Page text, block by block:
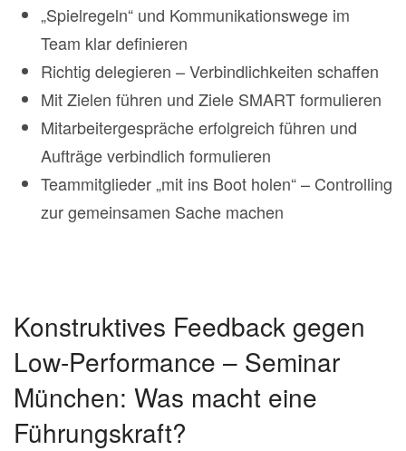
„Spielregeln“ und Kommunikationswege im
Team klar definieren
Richtig delegieren – Verbindlichkeiten schaffen
Mit Zielen führen und Ziele SMART formulieren
Mitarbeitergespräche erfolgreich führen und
Aufträge verbindlich formulieren
Teammitglieder „mit ins Boot holen“ – Controlling
zur gemeinsamen Sache machen
Konstruktives Feedback gegen
Low-Performance – Seminar
München: Was macht eine
Führungskraft?